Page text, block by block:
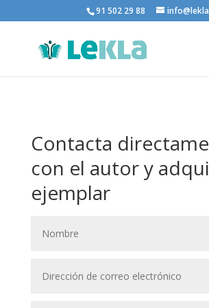
91 502 29 88
Contacta
con el autor y
ejemplar